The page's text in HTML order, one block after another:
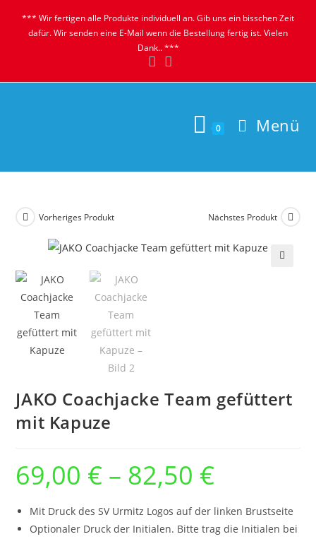
*** Wir fertigen alle Produkte individuell an. Gib uns ein bisschen Zeit
dafür. Wir senden eine E-Mail wenn die Bestellung fertig ist. Vielen
Dank.. ***
0 Menü
Vorheriges Produkt Nächstes Produkt
JAKO Coachjacke Team gefüttert
mit Kapuze
69,00 € – 82,50 €Preisspanne:
Mit Druck des SV Urmitz Logos auf der linken Brustseite
Optionaler Druck der Initialen. Bitte trag die Initialen bei